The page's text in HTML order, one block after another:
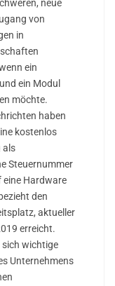
neue
von
in
ein
ein Modul
möchte.
haben
kostenlos
als
Steuernummer
eine Hardware
den
aktueller
erreicht.
sich wichtige
Unternehmens